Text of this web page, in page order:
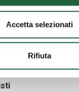
Accetta selezionati
Rifiuta